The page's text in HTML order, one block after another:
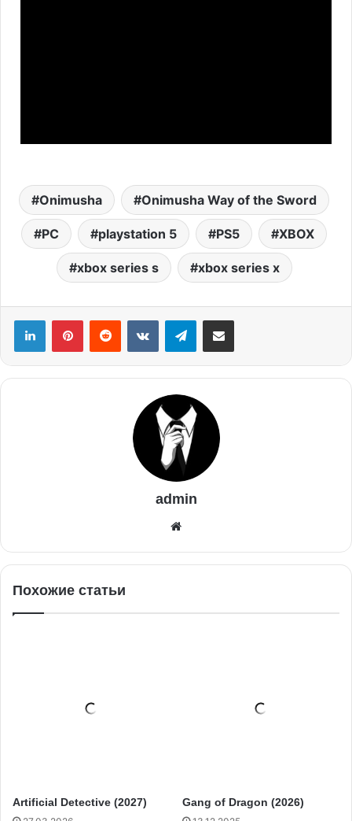
Onimusha Onimusha Way of the Sword
PC playstation 5 PS5 XBOX
xbox series s xbox series x
admin
Похожие статьи
Artificial Detective (2027) Gang of Dragon (2026)